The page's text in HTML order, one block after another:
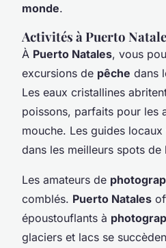
monde.
Activités à Puerto
À Puerto Natales, vous
excursions de pêche dans
Les eaux cristallines
poissons, parfaits pour les
mouche. Les guides
dans les meilleurs spots de
Les amateurs de
comblés. Puerto Natales
époustouflants à
glaciers et lacs se